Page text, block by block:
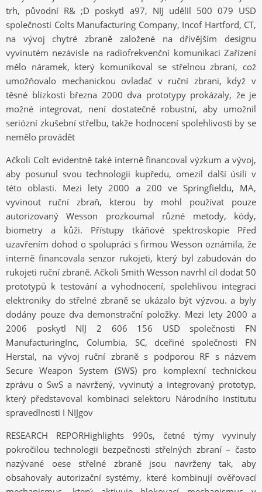
trh, původní R& ;D poskytl a97, NIJ udělil 500 079 USD
společnosti Colts Manufacturing Company, Incof Hartford, CT,
na vývoj chytré zbraně založené na dřívějším designu
vyvinutém nezávisle na radiofrekvenční komunikaci Zařízení
mělo náramek, který komunikoval se střelnou zbraní, což
umožňovalo mechanickou ovladač v ruční zbrani, když v
těsné blízkosti března 2000 dva prototypy prokázaly, že je
možné integrovat, není dostatečně robustní, aby umožnil
seriózní zkušební střelbu, takže hodnocení spolehlivosti by se
nemělo provádět
Ačkoli Colt evidentně také interně financoval výzkum a vývoj,
aby posunul svou technologii kupředu, omezil další úsilí v
této oblasti. Mezi lety 2000 a 200 ve Springfieldu, MA,
vyvinout ruční zbraň, kterou by mohl používat pouze
autorizovaný Wesson prozkoumal různé metody, kódy,
biometry a kůži. Přístupy tkáňové spektroskopie Před
uzavřením dohod o spolupráci s firmou Wesson oznámila, že
interně financovala senzor rukojeti, který byl zabudován do
rukojeti ruční zbraně. Ačkoli Smith Wesson navrhl cíl dodat 50
prototypů k testování a vyhodnocení, spolehlivou integraci
elektroniky do střelné zbraně se ukázalo být výzvou. a byly
dodány pouze dva demonstrační položky. Mezi lety 2000 a
2006 poskytl NlJ 2 606 156 USD společnosti FN
ManufacturingInc, Columbia, SC, dceřiné společnosti FN
Herstal, na vývoj ruční zbraně s podporou RF s názvem
Secure Weapon System (SWS) pro komplexní technickou
zprávu o SwS a navržený, vyvinutý a integrovaný prototyp,
který představoval kombinaci selektoru Národního institutu
spravedlnosti I NIJgov
RESEARCH REPORHighlights 990s, četné týmy vyvinuly
pokročilou technologii bezpečnosti střelných zbraní – často
nazývané oese střelné zbraně jsou navrženy tak, aby
obsahovaly autorizační systémy, které kombinují ověřovací